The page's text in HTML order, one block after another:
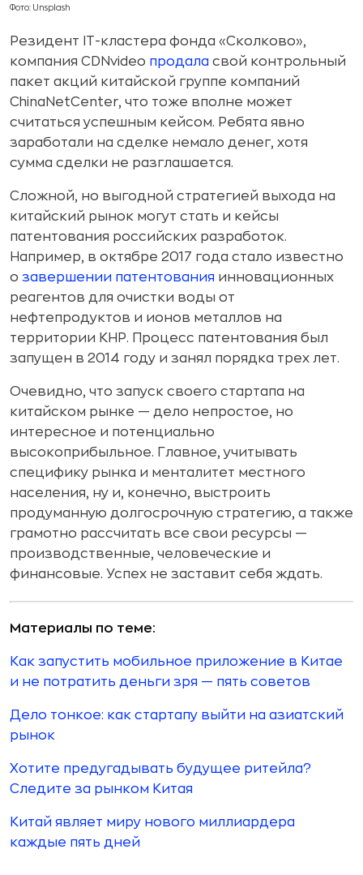
Фото: Unsplash
Резидент IT-кластера фонда «Сколково»,
компания CDNvideo продала свой контрольный
пакет акций китайской группе компаний
ChinaNetCenter, что тоже вполне может
считаться успешным кейсом. Ребята явно
заработали на сделке немало денег, хотя
сумма сделки не разглашается.
Сложной, но выгодной стратегией выхода на
китайский рынок могут стать и кейсы
патентования российских разработок.
Например, в октябре 2017 года стало известно
о завершении патентования инновационных
реагентов для очистки воды от
нефтепродуктов и ионов металлов на
территории КНР. Процесс патентования был
запущен в 2014 году и занял порядка трех лет.
Очевидно, что запуск своего стартапа на
китайском рынке — дело непростое, но
интересное и потенциально
высокоприбыльное. Главное, учитывать
специфику рынка и менталитет местного
населения, ну и, конечно, выстроить
продуманную долгосрочную стратегию, а также
грамотно рассчитать все свои ресурсы —
производственные, человеческие и
финансовые. Успех не заставит себя ждать.
Материалы по теме:
Как запустить мобильное приложение в Китае
и не потратить деньги зря — пять советов
Дело тонкое: как стартапу выйти на азиатский
рынок
Хотите предугадывать будущее ритейла?
Следите за рынком Китая
Китай являет миру нового миллиардера
каждые пять дней